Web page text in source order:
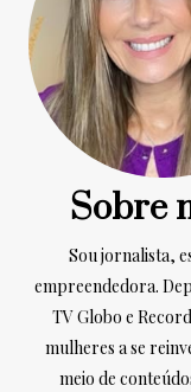
Sobre
Sou jornalista,
empreendedora.
TV Globo e
mulheres a se
meio de